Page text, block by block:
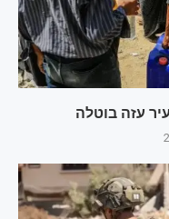
עזה בוטלה